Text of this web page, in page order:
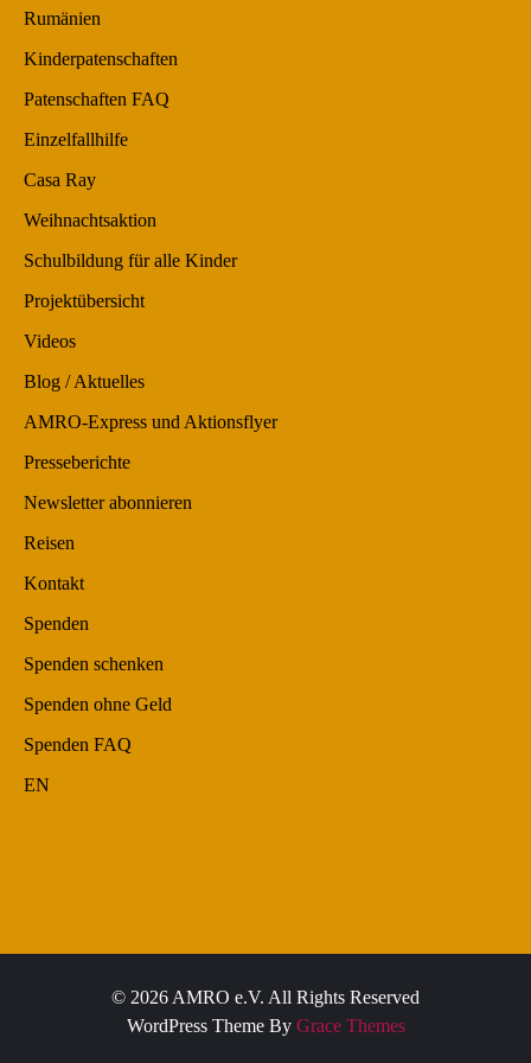
Rumänien
Kinderpatenschaften
Patenschaften FAQ
Einzelfallhilfe
Casa Ray
Weihnachtsaktion
Schulbildung für alle Kinder
Projektübersicht
Videos
Blog / Aktuelles
AMRO-Express und Aktionsflyer
Presseberichte
Newsletter abonnieren
Reisen
Kontakt
Spenden
Spenden schenken
Spenden ohne Geld
Spenden FAQ
EN
© 2026 AMRO e.V. All Rights Reserved
WordPress Theme By Grace Themes